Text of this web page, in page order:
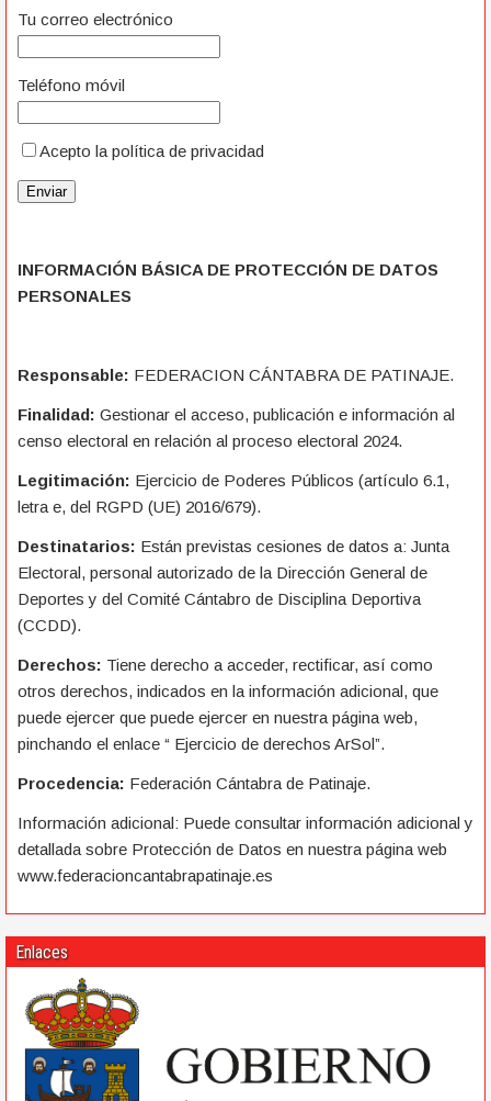
Tu correo electrónico
Teléfono móvil
Acepto la política de privacidad
Enviar
INFORMACIÓN BÁSICA DE PROTECCIÓN DE DATOS
PERSONALES
Responsable: FEDERACION CÁNTABRA DE PATINAJE.
Finalidad: Gestionar el acceso, publicación e información al
censo electoral en relación al proceso electoral 2024.
Legitimación: Ejercicio de Poderes Públicos (artículo 6.1,
letra e, del RGPD (UE) 2016/679).
Destinatarios: Están previstas cesiones de datos a: Junta
Electoral, personal autorizado de la Dirección General de
Deportes y del Comité Cántabro de Disciplina Deportiva
(CCDD).
Derechos: Tiene derecho a acceder, rectificar, así como
otros derechos, indicados en la información adicional, que
puede ejercer que puede ejercer en nuestra página web,
pinchando el enlace “ Ejercicio de derechos ArSol”.
Procedencia: Federación Cántabra de Patinaje.
Información adicional: Puede consultar información adicional y
detallada sobre Protección de Datos en nuestra página web
www.federacioncantabrapatinaje.es
Enlaces